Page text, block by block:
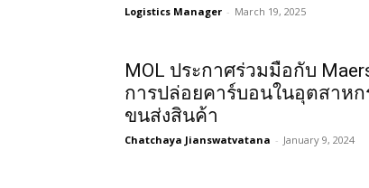
Logistics Manager - March 19, 2025
MOL ประกาศร่วมมือกับ
การปล่อยคาร์บอนในอุตสาหก
ขนส่งสินค้า
Chatchaya Jianswatvatana - January 9, 2024